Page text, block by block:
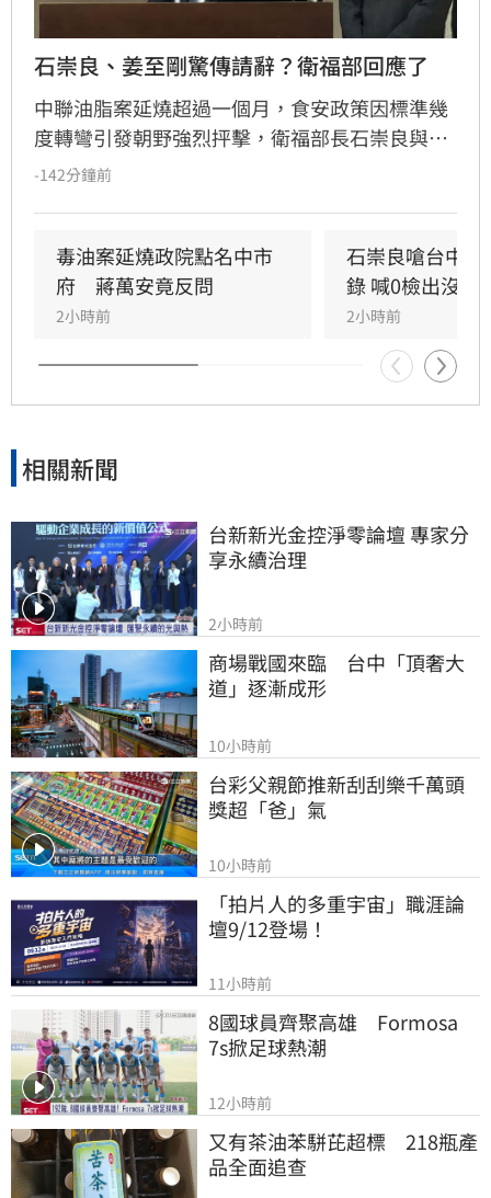
石崇良、姜至剛驚傳請辭？衛福部回應了
中聯油脂案延燒超過一個月，食安政策因標準幾
度轉彎引發朝野強烈抨擊，衛福部長石崇良與食
藥署長姜至剛遭點名負責。今日政壇突傳出兩人
否屬實，衛福部僅回應表示不予回應。
-142分鐘前
毒油案延燒政院點名中市
府　蔣萬安竟反問
2小時前
石崇良嗆台中
錄 喊0檢出沒意
2小時前
相關新聞
台新新光金控淨零論壇 專家分
享永續治理
2小時前
商場戰國來臨　台中「頂奢大
道」逐漸成形
10小時前
台彩父親節推新刮刮樂千萬頭
獎超「爸」氣
10小時前
「拍片人的多重宇宙」職涯論
壇9/12登場！
11小時前
8國球員齊聚高雄　Formosa
7s掀足球熱潮
12小時前
又有茶油苯駢芘超標　218瓶產
品全面追查